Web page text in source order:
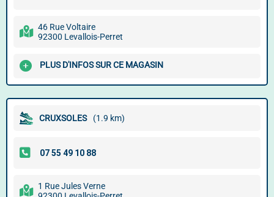
46 Rue Voltaire
92300 Levallois-Perret
PLUS D'INFOS SUR CE MAGASIN
CRUXSOLES (1.9 km)
1 Rue Jules Verne